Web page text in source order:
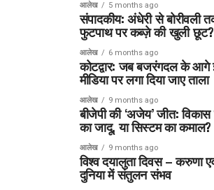
आलेख 5 months ago
संपादकीय: अंधेरी से बोरीवली
फुटपाथ पर कब्ज़े की खुली छूट?
आलेख 6 months ago
कोटद्वार: जब बजरंगदल के
मीडिया पर लगा दिया जाए ताला
आलेख 9 months ago
बीजेपी की ‘अजेय’ जीत: विकास
का जादू, या सिस्टम का कमाल?
आलेख 9 months ago
विश्व दयालुता दिवस – करुणा
दुनिया में संतुलन संभव